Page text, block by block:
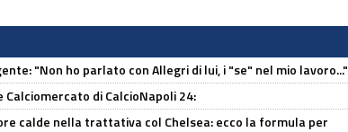
"Non ho parlato con Allegri di lui, i "se" nel mio lavoro..."
Calciomercato di CalcioNapoli 24:
calde nella trattativa col Chelsea: ecco la formula per